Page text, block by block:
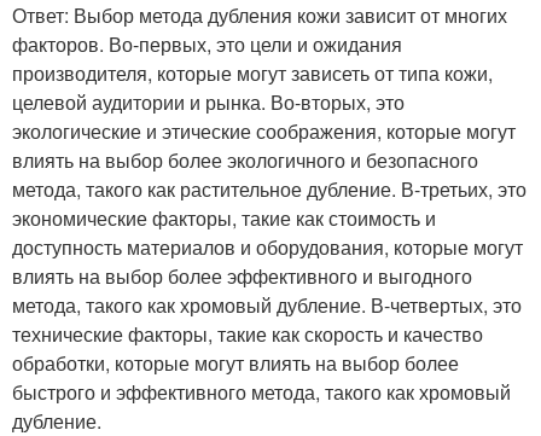
Ответ: Выбор метода дубления кожи зависит от многих
факторов. Во-первых, это цели и ожидания
производителя, которые могут зависеть от типа кожи,
целевой аудитории и рынка. Во-вторых, это
экологические и этические соображения, которые могут
влиять на выбор более экологичного и безопасного
метода, такого как растительное дубление. В-третьих, это
экономические факторы, такие как стоимость и
доступность материалов и оборудования, которые могут
влиять на выбор более эффективного и выгодного
метода, такого как хромовый дубление. В-четвертых, это
технические факторы, такие как скорость и качество
обработки, которые могут влиять на выбор более
быстрого и эффективного метода, такого как хромовый
дубление.